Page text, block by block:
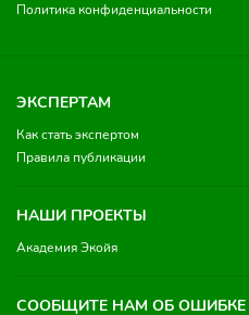
Политика конфиденциальности
ЭКСПЕРТАМ
Как стать экспертом
Правила публикации
НАШИ ПРОЕКТЫ
Академия Экойя
СООБЩИТЕ НАМ ОБ ОШИБКЕ